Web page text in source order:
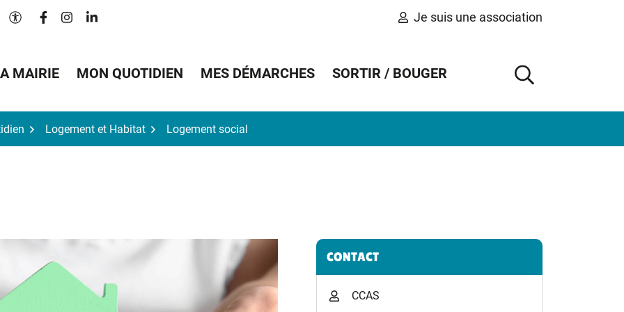
Paramètres d'accessibilité
Lien vers le compte Facebook
Lien vers le compte Instagram
Lien vers le compte Linkedin Je suis une association
MAIRIE MON QUOTIDIEN MES DÉMARCHES SORTIR / BOUGER
AFFICHER
Logement et Habitat Logement social
Informations complémentaires
CONTACT
CCAS